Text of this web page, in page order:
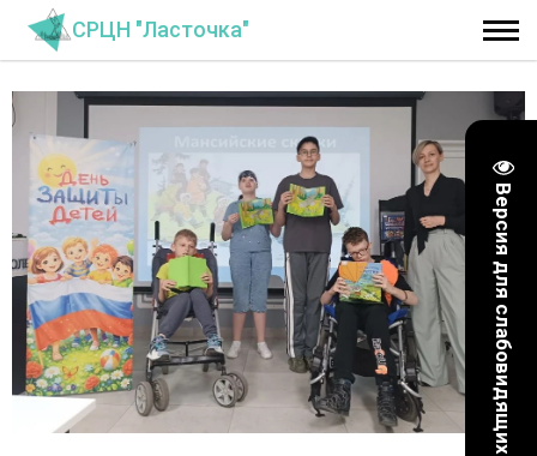
Версия для слабовидящих
СРЦН "Ласточка"